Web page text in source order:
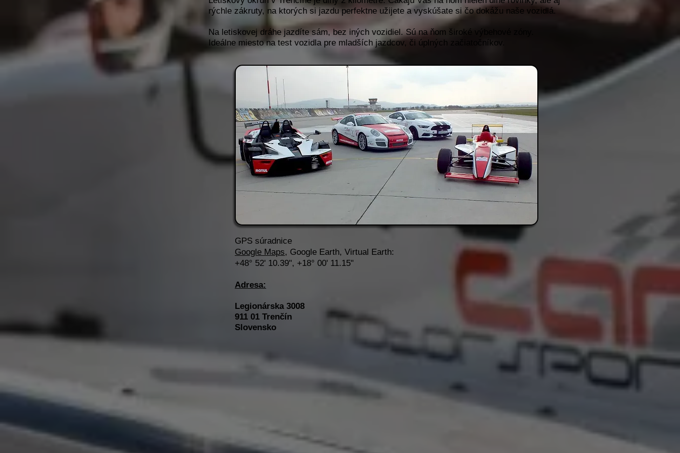
rýchle zákruty, na ktorých si jazdu perfektne užijete a vyskúšate si čo dokážu naše vozidlá.
Na letiskovej dráhe jazdíte sám, bez iných vozidiel. Sú na ňom široké výbehové zóny.
Ideálne miesto na test vozidla pre mladších jazdcov, či úplných začiatočníkov.
GPS súradnice
Google Maps, Google Earth, Virtual Earth:
+48° 52' 10.39", +18° 00' 11.15"
Adresa:
Legionárska 3008
911 01 Trenčín
Slovensko